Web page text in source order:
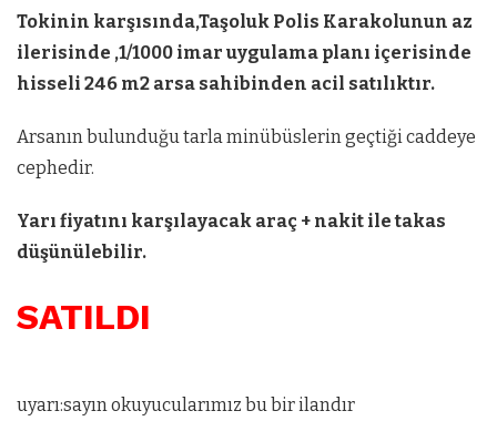
Tokinin karşısında,Taşoluk Polis Karakolunun az
ilerisinde ,1/1000 imar uygulama planı içerisinde
hisseli 246 m2 arsa sahibinden acil satılıktır.
Arsanın bulunduğu tarla minübüslerin geçtiği caddeye
cephedir.
Yarı fiyatını karşılayacak araç + nakit ile takas
düşünülebilir.
SATILDI
uyarı:sayın okuyucularımız bu bir ilandır